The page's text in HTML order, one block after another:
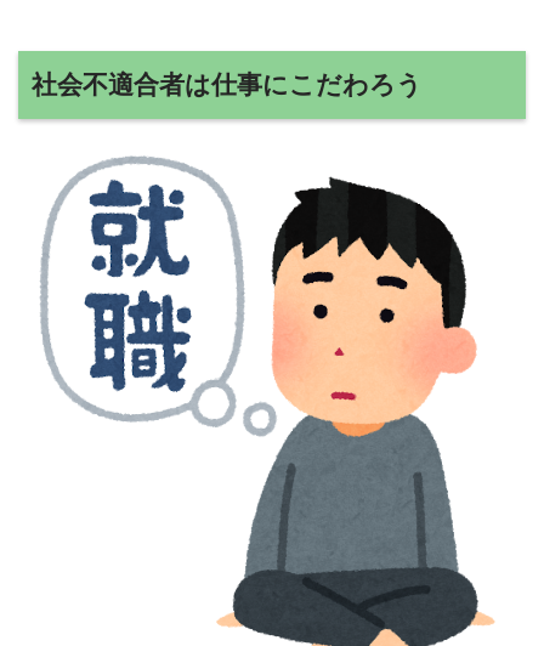
社会不適合者は仕事にこだわろう